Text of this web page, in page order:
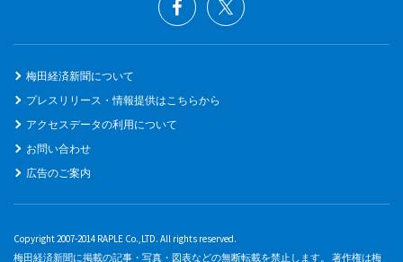
梅田経済新聞について
プレスリリース・情報提供はこちらから
アクセスデータの利用について
お問い合わせ
広告のご案内
Copyright 2007-2014 RAPLE Co.,LTD. All rights reserved.
梅田経済新聞に掲載の記事・写真・図表などの無断転載を禁止します。 著作権は梅